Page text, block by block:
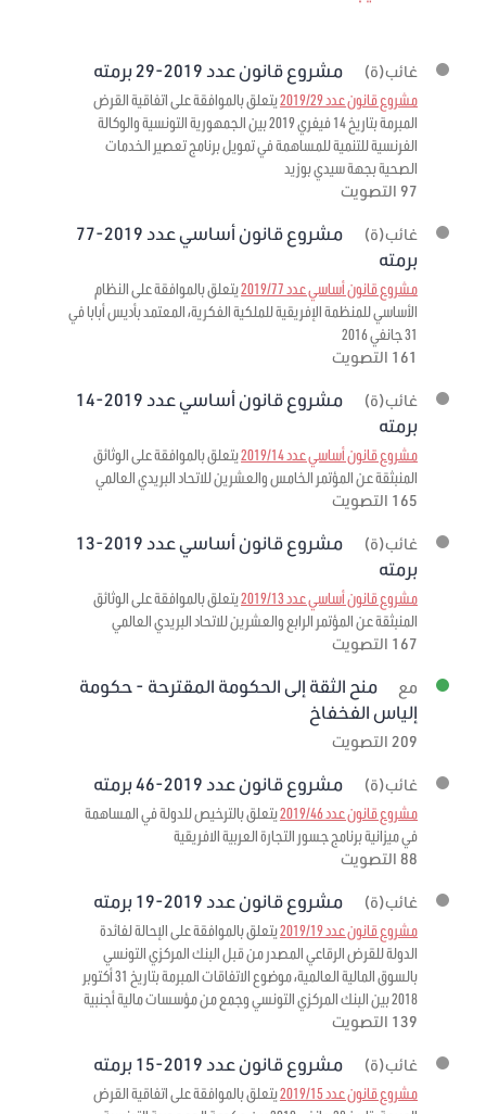
غائب(ة) مشروع قانون عدد 2019-29 برمته
مشروع قانون عدد 2019/29
يتعلق بالموافقة على اتفاقية القرض
المبرمة بتاريخ 14 فيفري 2019 بين الجمهورية التونسية والوكالة
الفرنسية للتنمية للمساهمة في تمويل برنامج تعصير الخدمات
الصحية بجهة سيدي بوزيد
97 التصويت
غائب(ة)
مشروع قانون أساسي عدد 2019-77
برمته
مشروع قانون أساسي عدد 2019/77
يتعلق بالموافقة على النظام
الأساسي للمنظمة الإفريقية للملكية الفكرية، المعتمد بأديس أبابا في
31 جانفي 2016
161 التصويت
غائب(ة)
مشروع قانون أساسي عدد 2019-14
برمته
مشروع قانون أساسي عدد 2019/14
يتعلق بالموافقة على الوثائق
المنبثقة عن المؤتمر الخامس والعشرين للاتحاد البريدي العالمي
165 التصويت
غائب(ة)
مشروع قانون أساسي عدد 2019-13
برمته
مشروع قانون أساسي عدد 2019/13
يتعلق بالموافقة على الوثائق
المنبثقة عن المؤتمر الرابع والعشرين للاتحاد البريدي العالمي
167 التصويت
مع
منح الثقة إلى الحكومة المقترحة - حكومة
إلياس الفخفاخ
209 التصويت
غائب(ة) مشروع قانون عدد 2019-46 برمته
مشروع قانون عدد 2019/46
يتعلق بالترخيص للدولة في المساهمة
في ميزانية برنامج جسور التجارة العربية الافريقية
88 التصويت
غائب(ة) مشروع قانون عدد 2019-19 برمته
مشروع قانون عدد 2019/19
يتعلق بالموافقة على الإحالة لفائدة
الدولة للقرض الرقاعي المصدر من قبل البنك المركزي التونسي
بالسوق المالية العالمية، موضوع الاتفاقات المبرمة بتاريخ 31 أكتوبر
2018 بين البنك المركزي التونسي وجمع من مؤسسات مالية أجنبية
139 التصويت
غائب(ة) مشروع قانون عدد 2019-15 برمته
مشروع قانون عدد 2019/15
يتعلق بالموافقة على اتفاقية القرض